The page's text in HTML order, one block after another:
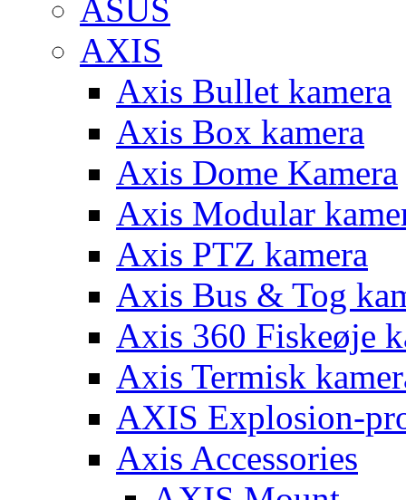
ASUS
AXIS
Axis Bullet kamera
Axis Box kamera
Axis Dome Kamera
Axis Modular
Axis PTZ kamera
Axis Bus & Tog
Axis 360 Fiskeøje
Axis Termisk
AXIS Explosion-
Axis Accessories